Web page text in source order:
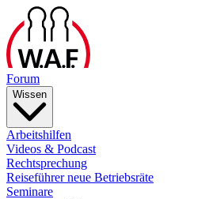
Forum
Wissen
Arbeitshilfen
Videos & Podcast
Rechtsprechung
Reiseführer neue Betriebsräte
Seminare